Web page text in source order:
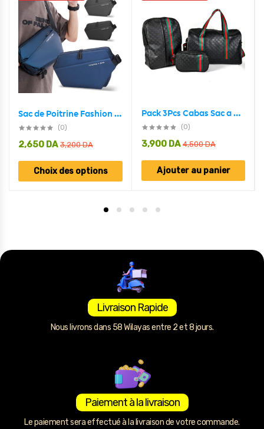
Sac de Poitrine Fashion Bag pour hommes avec bandoulière LX066 – حقيبة أغراض رجالية
(0)
3,200DA
2,650 DA
Choix des options
Pack 3Pcs Cabas Sac a Dos et Pochette en Tissue Imperméable
(0)
4,500DA
3,900 DA
Ajouter au panier
Livraison Rapide
Nous livrons dans 58 Wilayas entre 2 et 8 jours.
Paiement à la livraison
Le paiement sera effectué à la livraison de votre commande.